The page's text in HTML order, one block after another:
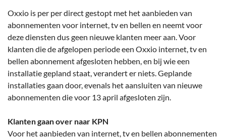
Oxxio is per per direct gestopt met het aanbieden van
abonnementen voor internet, tv en bellen en neemt voor
deze diensten dus geen nieuwe klanten meer aan. Voor
klanten die de afgelopen periode een Oxxio internet, tv en
bellen abonnement afgesloten hebben, en bij wie een
installatie gepland staat, verandert er niets. Geplande
installaties gaan door, evenals het aansluiten van nieuwe
abonnementen die voor 13 april afgesloten zijn.
Klanten gaan over naar KPN
Voor het aanbieden van internet, tv en bellen abonnementen